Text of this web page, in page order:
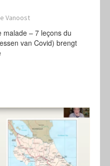
Vanoost
malade – 7 leçons du
van Covid) brengt